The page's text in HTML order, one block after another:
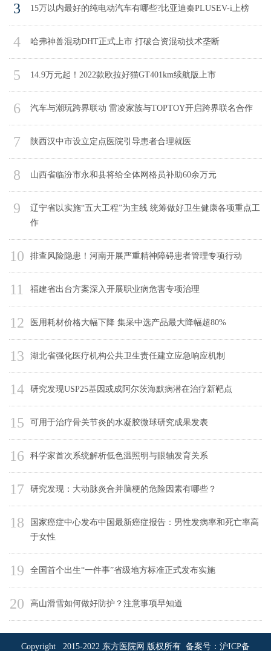
3 15万以内最好的纯电动汽车有哪些?比亚迪秦PLUSEV-i上榜
4 哈弗神兽混动DHT正式上市 打破合资混动技术垄断
5 14.9万元起！2022款欧拉好猫GT401km续航版上市
6 汽车与潮玩跨界联动 雷凌家族与TOPTOY开启跨界联名合作
7 陕西汉中市设立定点医院引导患者合理就医
8 山西省临汾市永和县将给全体网格员补助60余万元
9
辽宁省以实施“五大工程”为主线 统筹做好卫生健康各项重点工
作
10 排查风险隐患！河南开展严重精神障碍患者管理专项行动
11 福建省出台方案深入开展职业病危害专项治理
12 医用耗材价格大幅下降 集采中选产品最大降幅超80%
13 湖北省强化医疗机构公共卫生责任建立应急响应机制
14 研究发现USP25基因或成阿尔茨海默病潜在治疗新靶点
15 可用于治疗骨关节炎的水凝胶微球研究成果发表
16 科学家首次系统解析低色温照明与眼轴发育关系
17 研究发现：大动脉炎合并脑梗的危险因素有哪些？
18
国家癌症中心发布中国最新癌症报告：男性发病率和死亡率高
于女性
19 全国首个出生“一件事”省级地方标准正式发布实施
20 高山滑雪如何做好防护？注意事项早知道
Copyright 2015-2022 东方医院网 版权所有 备案号： 沪ICP备